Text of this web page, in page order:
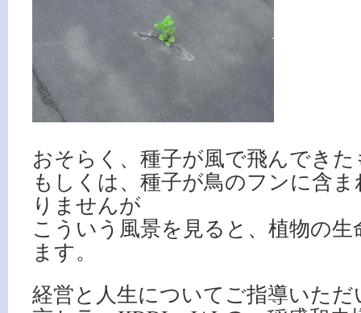
おそらく、種子が風で飛んでき
もしくは、種子が鳥のフンに含
りませんが
こういう風景を見ると、植物の
ます。
経営と人生についてご指導いただ